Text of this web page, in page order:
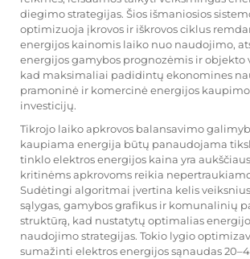
diegimo strategijas. Šios išmaniosios
optimizuoja įkrovos ir iškrovos ciklus
energijos kainomis laiko nuo naudojimo,
energijos gamybos prognozėmis ir objekto
kad maksimaliai padidintų ekonomines
pramoninė ir komercinė energijos
investicijų.
Tikrojo laiko apkrovos balansavimo
kaupiama energija būtų panaudojama
tinklo elektros energijos kaina yra
kritinėms apkrovoms reikia
Sudėtingi algoritmai įvertina kelis
sąlygas, gamybos grafikus ir komunalinių
struktūrą, kad nustatytų optimalias
naudojimo strategijas. Tokio lygio
sumažinti elektros energijos sąnaudas